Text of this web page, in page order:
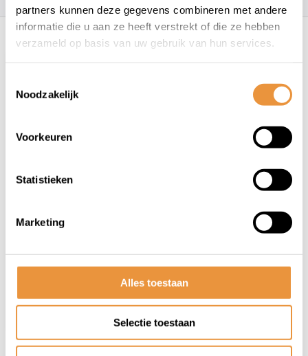
partners kunnen deze gegevens combineren met andere
informatie die u aan ze heeft verstrekt of die ze hebben
verzameld op basis van uw gebruik van hun services.
Noodzakelijk
Voorkeuren
Statistieken
Marketing
Alles toestaan
Selectie toestaan
Recent bekeken
Op voorraad
10,95